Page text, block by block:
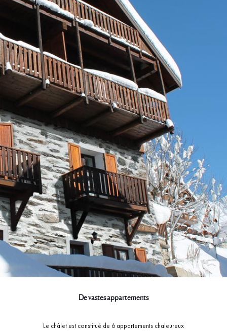
De vastes appartements
Le châlet est constitué de 6 appartements chaleureux